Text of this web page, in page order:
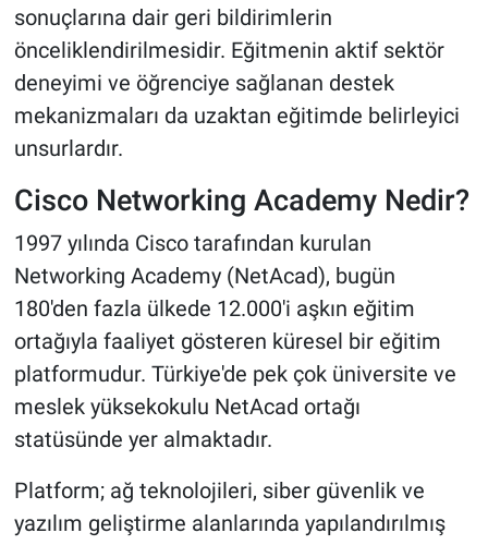
sonuçlarına dair geri bildirimlerin
önceliklendirilmesidir. Eğitmenin aktif sektör
deneyimi ve öğrenciye sağlanan destek
mekanizmaları da uzaktan eğitimde belirleyici
unsurlardır.
Cisco Networking Academy Nedir?
1997 yılında Cisco tarafından kurulan
Networking Academy (NetAcad), bugün
180'den fazla ülkede 12.000'i aşkın eğitim
ortağıyla faaliyet gösteren küresel bir eğitim
platformudur. Türkiye'de pek çok üniversite ve
meslek yüksekokulu NetAcad ortağı
statüsünde yer almaktadır.
Platform; ağ teknolojileri, siber güvenlik ve
yazılım geliştirme alanlarında yapılandırılmış